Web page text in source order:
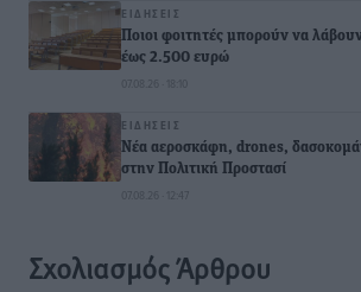
ΕΙΔΉΣΕΙΣ
Ποιοι φοιτητές μπορούν να
έως 2.500 ευρώ
07.08.26 · 18:10
ΕΙΔΉΣΕΙΣ
Νέα αεροσκάφη, drones,
στην Πολιτική Προστασί
07.08.26 · 12:47
Σχολιασμός Άρθρου